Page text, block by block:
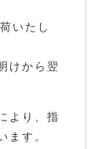
いたし
けから翌
より、指
ます。